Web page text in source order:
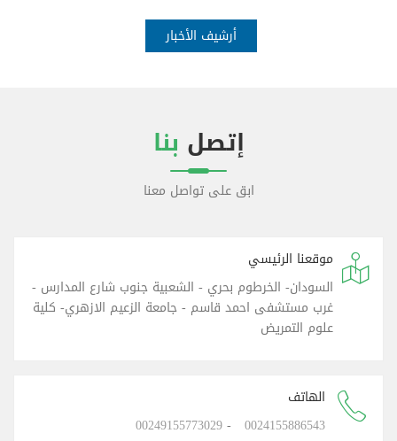
أرشيف الأخبار
إتصل بنا
ابق على تواصل معنا
موقعنا الرئيسي
السودان- الخرطوم بحري - الشعبية جنوب شارع المدارس -
غرب مستشفى احمد قاسم - جامعة الزعيم الازهري- كلية
علوم التمريض
الهاتف
0024155886543
-
00249155773029